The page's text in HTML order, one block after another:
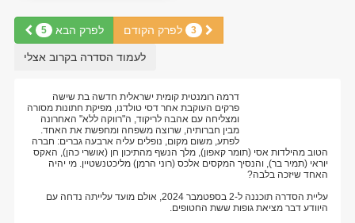
לפרק הבא 5 3 לפרק הקודם
לעמוד הסדרה בקרוב אצלי
דרמה רומנטית קומית ישראלית חדשה בת שישה
פרקים העוקבת אחר דסי טולדנו, מפיקת חתונות מסורה
ומצליחה עם אהבה לריקוד, ה"רווקה ללא" האחרונה
מבין חברותיה, שרוצה משפחה ומחפשת את האחד.
לפתע, משום מקום, נופלים עליה ארבעה גברים: חברה
הטוב מהילדות אסי (תומר קאפון), מלך הנשף מהתיכון חן (אושרי כהן), האקס
יוראי (תמיר בר), והנסיך המקסים אלכס (רוני הרמן) מליכטנשטיין. מי יהיה
האחד שיזכה בלבה?
עליית הסדרה תוכננה ל-2 בספטמבר 2024, אולם מועד עלייתה נדחה עם
היוודע דבר מציאת גופות ששת החטופים.